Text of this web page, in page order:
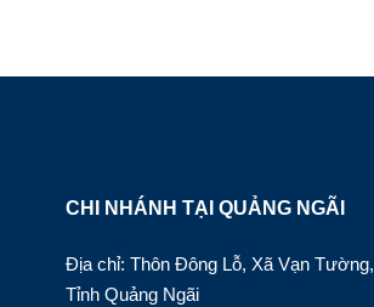
CHI NHÁNH TẠI QUẢNG NGÃI
Địa chỉ: Thôn Đông Lỗ, Xã Vạn Tường,
Tỉnh Quảng Ngãi